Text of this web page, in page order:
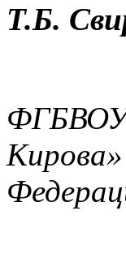
Т.Б.
ФГБВОУ